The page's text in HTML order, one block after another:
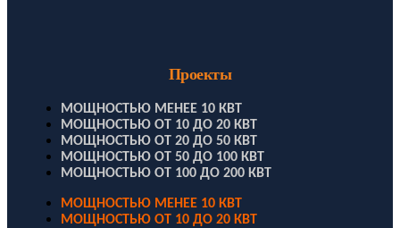
Проекты
МОЩНОСТЬЮ МЕНЕЕ 10 КВТ
МОЩНОСТЬЮ ОТ 10 ДО 20 КВТ
МОЩНОСТЬЮ ОТ 20 ДО 50 КВТ
МОЩНОСТЬЮ ОТ 50 ДО 100 КВТ
МОЩНОСТЬЮ ОТ 100 ДО 200 КВТ
МОЩНОСТЬЮ МЕНЕЕ 10 КВТ
МОЩНОСТЬЮ ОТ 10 ДО 20 КВТ